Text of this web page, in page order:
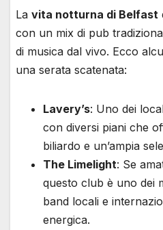
La vita notturna di Belfast
con un mix di pub
di musica dal vivo. Ecco
una serata scatenata:
Lavery’s: Uno dei
con diversi piani che
biliardo e un’ampia
The Limelight: Se
questo club è uno dei
band locali e
energica.